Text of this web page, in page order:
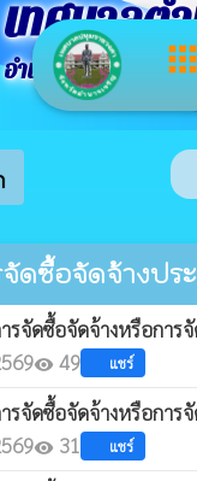
apps
เทศบาลต
อำเภอปทุมราชวงศ
ดซื้อจัดจ้างปร
รจัดซื้อจัดจ้างหรือกา
visibility 49 แชร์
รจัดซื้อจัดจ้างหรือกา
visibility 31 แชร์